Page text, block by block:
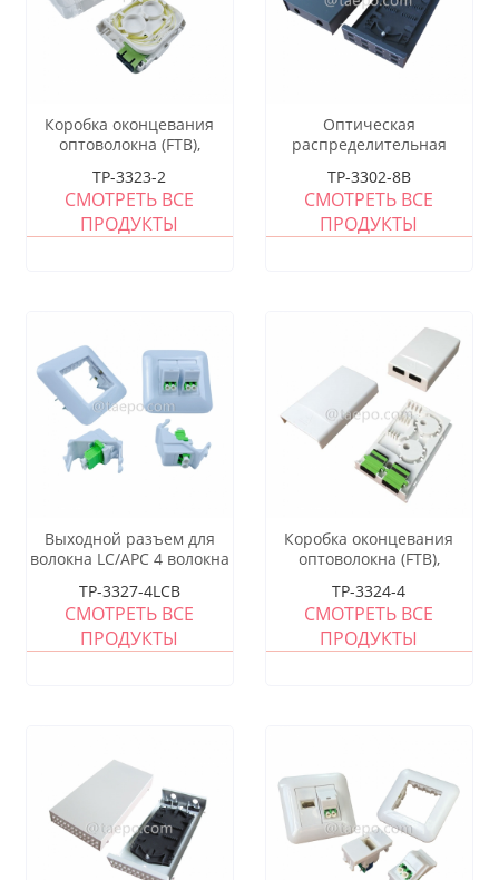
Коробка оконцевания
оптоволокна (FTB),
пластиковый корпус
TP-3323-2
СМОТРЕТЬ ВСЕ
ПРОДУКТЫ
Оптическая
распределительная
внутреннего применения,
24 волокна, тип с
пигтейлами, корпус из
TP-3302-8B
СМОТРЕТЬ ВСЕ
ПРОДУКТЫ
Выходной разъем для
волокна LC/APC 4 волокна
TP-3327-4LCB
СМОТРЕТЬ ВСЕ
ПРОДУКТЫ
Коробка оконцевания
оптоволокна (FTB),
пластиковый корпус
TP-3324-4
СМОТРЕТЬ ВСЕ
ПРОДУКТЫ